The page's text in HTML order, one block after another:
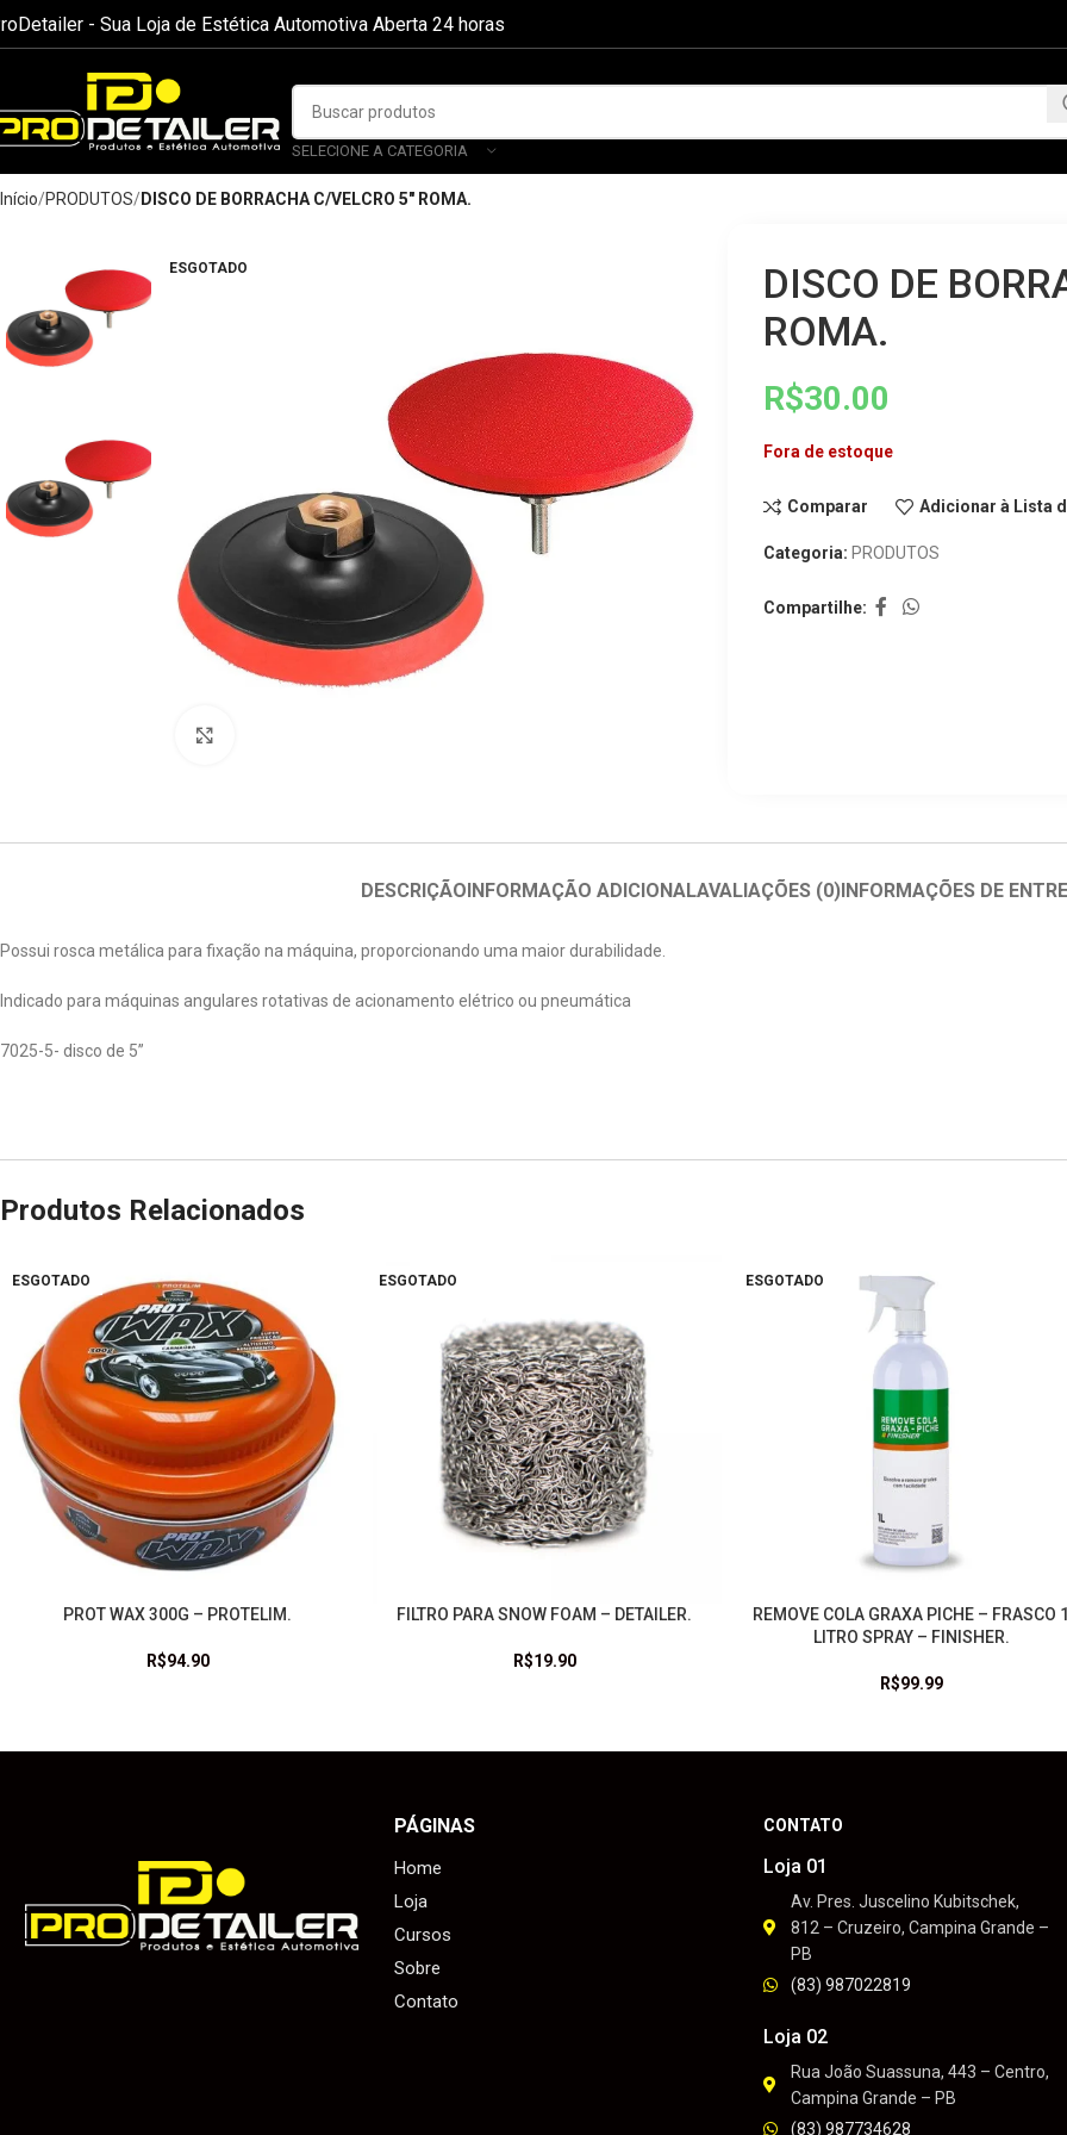
- Sua Loja de Estética Automotiva Aberta 24 horas
SELECIONE A CATEGORIA
Início PRODUTOS DISCO DE BORRACHA C/VELCRO 5″ ROMA.
ESGOTADO
DISCO DE
ROMA.
R$30.00
Fora de estoque
Comparar Adicionar à Lista
Categoria: PRODUTOS
Compartilhe:
DESCRIÇÃOINFORMAÇÃO ADICIONALAVALIAÇÕES (0)INFORMAÇÕES DE
Possui rosca metálica para fixação na máquina, proporcionando uma maior durabilidade.
Indicado para máquinas angulares rotativas de acionamento elétrico ou pneumática
7025-5- disco de 5”
Produtos Relacionados
ESGOTADO
LEIA MAISPROT WAX 300G – PROTELIM.
R$94.90
ESGOTADO
LEIA MAIS
FILTRO PARA SNOW FOAM – DETAILER.
R$19.90
ESGOTADO
LEIA MAIS
REMOVE COLA GRAXA PICHE – FRASCO
LITRO SPRAY – FINISHER.
R$99.99
PÁGINAS
Home
Loja
Cursos
Sobre
Contato
CONTATO
Loja 01
Av. Pres. Juscelino Kubitschek,
812 – Cruzeiro, Campina Grande –
PB
(83) 987022819
Loja 02
Rua João Suassuna, 443 – Centro,
Campina Grande – PB
(83) 987734628